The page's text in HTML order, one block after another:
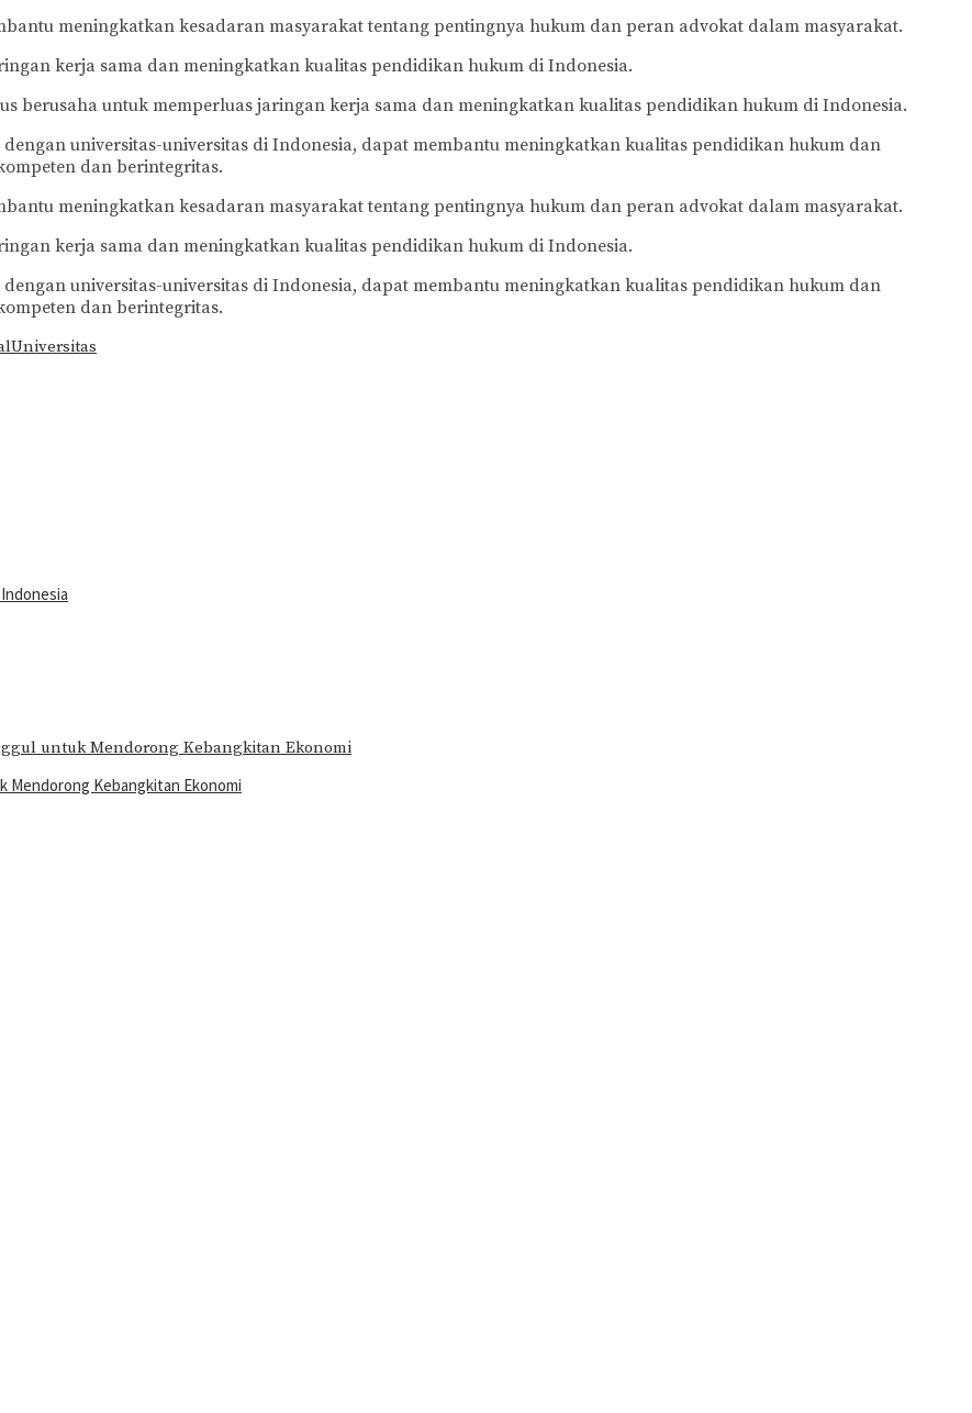
meningkatkan kesadaran masyarakat tentang pentingnya hukum dan peran advokat dalam masyarakat.
kerja sama dan meningkatkan kualitas pendidikan hukum di Indonesia.
berusaha untuk memperluas jaringan kerja sama dan meningkatkan kualitas pendidikan hukum di Indonesia.
universitas-universitas di Indonesia, dapat membantu meningkatkan kualitas pendidikan hukum dan
dan berintegritas.
meningkatkan kesadaran masyarakat tentang pentingnya hukum dan peran advokat dalam masyarakat.
kerja sama dan meningkatkan kualitas pendidikan hukum di Indonesia.
universitas-universitas di Indonesia, dapat membantu meningkatkan kualitas pendidikan hukum dan
dan berintegritas.
Universitas
Mendorong Kebangkitan Ekonomi